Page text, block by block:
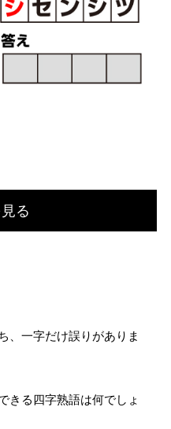
る
、一字だけ誤りがありま
きる四字熟語は何でしょ